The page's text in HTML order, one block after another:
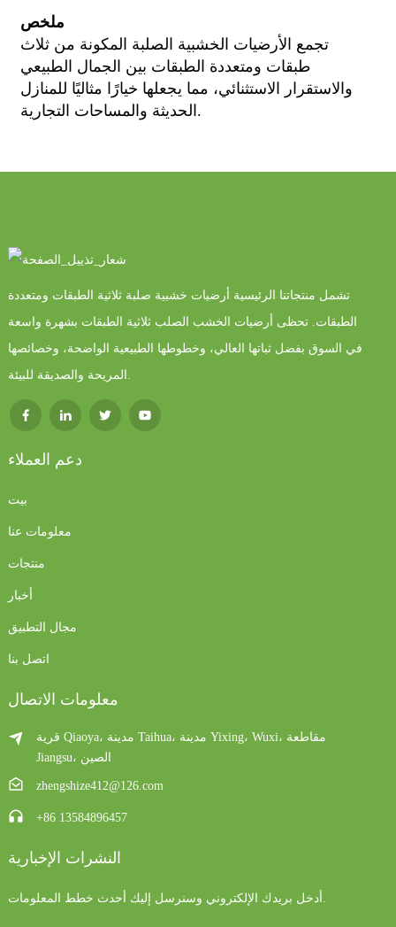
ملخص
تجمع الأرضيات الخشبية الصلبة المكونة من ثلاث
طبقات ومتعددة الطبقات بين الجمال الطبيعي
والاستقرار الاستثنائي، مما يجعلها خيارًا مثاليًا للمنازل
الحديثة والمساحات التجارية.
تشمل منتجاتنا الرئيسية أرضيات خشبية صلبة ثلاثية الطبقات ومتعددة
الطبقات. تحظى أرضيات الخشب الصلب ثلاثية الطبقات بشهرة واسعة
في السوق بفضل ثباتها العالي، وخطوطها الطبيعية الواضحة، وخصائصها
دعم العملاء
بيت
معلومات عنا
منتجات
أخبار
مجال التطبيق
اتصل بنا
معلومات الاتصال
قرية Qiaoya، مدينة Taihua، مدينة Yixing، Wuxi، مقاطعة
Jiangsu، الصين
zhengshize412@126.com
+86 13584896457
النشرات الإخبارية